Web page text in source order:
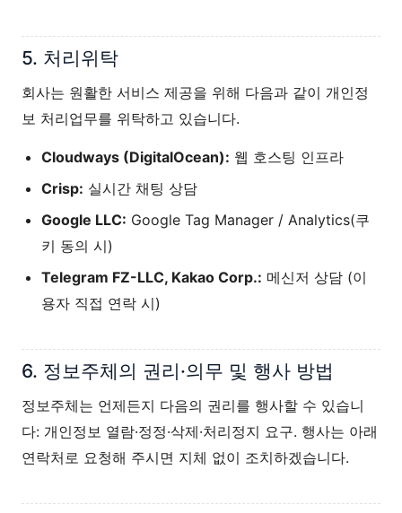
5. 처리위탁
회사는 원활한 서비스 제공을 위해 다음과 같이 개인정
보 처리업무를 위탁하고 있습니다.
Cloudways (DigitalOcean): 웹 호스팅 인프라
Crisp: 실시간 채팅 상담
Google LLC: Google Tag Manager / Analytics(쿠
키 동의 시)
Telegram FZ-LLC, Kakao Corp.: 메신저 상담 (이
용자 직접 연락 시)
6. 정보주체의 권리·의무 및 행사 방법
정보주체는 언제든지 다음의 권리를 행사할 수 있습니
다: 개인정보 열람·정정·삭제·처리정지 요구. 행사는 아래
연락처로 요청해 주시면 지체 없이 조치하겠습니다.